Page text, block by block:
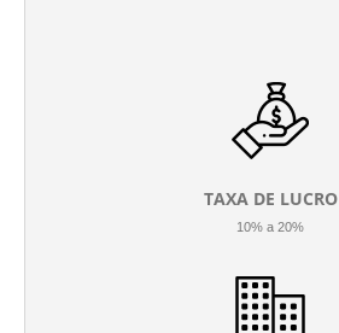
TAXA DE LUCRO
10% a 20%